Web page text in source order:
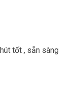
tốt , sẵn sàng